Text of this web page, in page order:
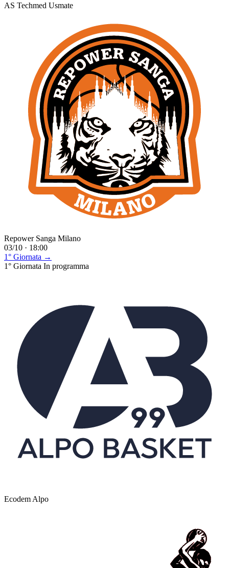
AS Techmed Usmate
Repower Sanga Milano
03/10 · 18:00
1° Giornata →
1° Giornata In programma
Ecodem Alpo